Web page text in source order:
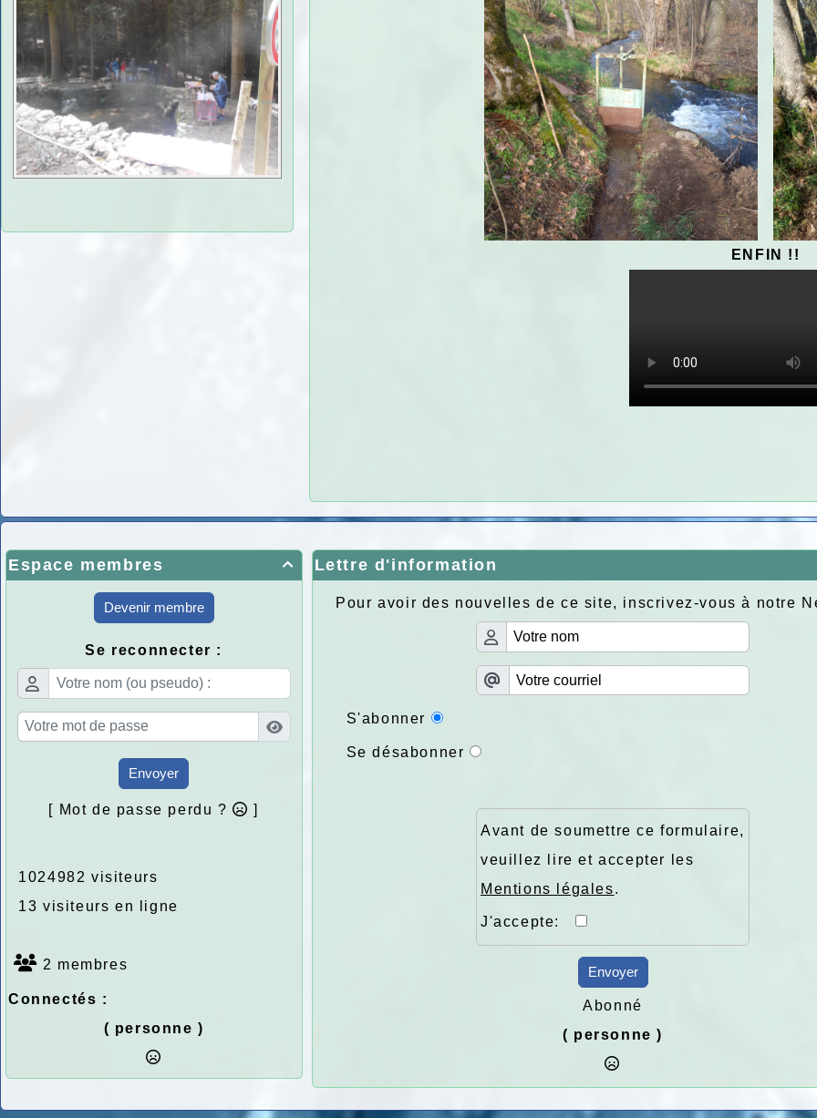
ENFIN !!

Espace membres
Devenir membre
Se reconnecter :
Envoyer
[ Mot de passe perdu ? ]
1024982 visiteurs
13 visiteurs en ligne
2 membres
Connectés :
( personne )
Lettre d'information
Pour avoir des nouvelles de ce site, inscrivez-vous à notre
S'abonner
Se désabonner
Avant de soumettre ce formulaire,
veuillez lire et accepter les
Mentions légales.
J'accepte:
Envoyer
Abonné
( personne )